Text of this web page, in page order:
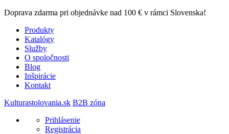
Doprava zdarma pri objednávke nad 100 € v rámci Slovenska!
Produkty
Katalógy
Služby
O spoločnosti
Blog
Inšpirácie
Kontakt
Kulturastolovania.sk B2B zóna
Prihlásenie
Registrácia